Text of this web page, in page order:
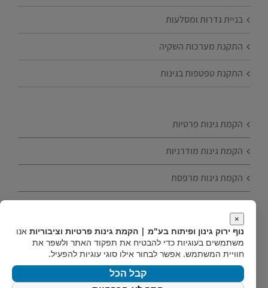
בניית גדרות ומסלעות
התקנת מערכות השקיה
התקנת טפטפות בגינות
הקמת גינות פרטיות
הקמת גינות מודרניות
הקמת גינות מרפסת
טיפים להקמת גינה
הקמת גינות חסכוניות
×
נוף ירוק גינון ופיתוח בע"מ | הקמת גינות פרטיות וציבוריות אנו
משתמשים בעוגיות כדי להבטיח את תפקוד האתר ולשפר את
חוויית המשתמש. אפשר לבחור אילו סוגי עוגיות להפעיל.
קבל הכל